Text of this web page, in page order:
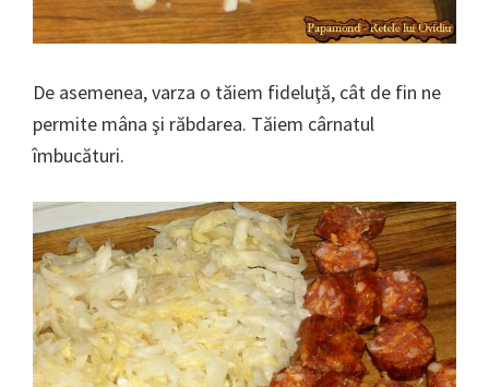
De asemenea, varza o tăiem fideluţă, cât de fin ne
permite mâna şi răbdarea. Tăiem cârnatul
îmbucături.